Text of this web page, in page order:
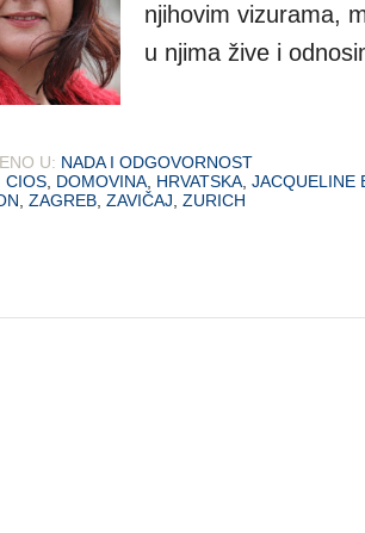
njihovim vizurama,
u njima žive i
U: NADA I ODGOVORNOST
CIOS DOMOVINA HRVATSKA JACQUELINE
ZAGREB ZAVIČAJ ZURICH